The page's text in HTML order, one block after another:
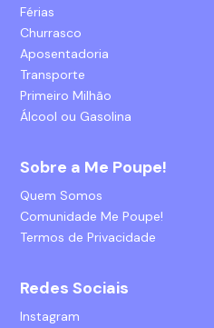
Férias
Churrasco
Aposentadoria
Transporte
Primeiro Milhão
Álcool ou Gasolina
Sobre a Me Poupe!
Quem Somos
Comunidade Me Poupe!
Termos de Privacidade
Redes Sociais
Instagram